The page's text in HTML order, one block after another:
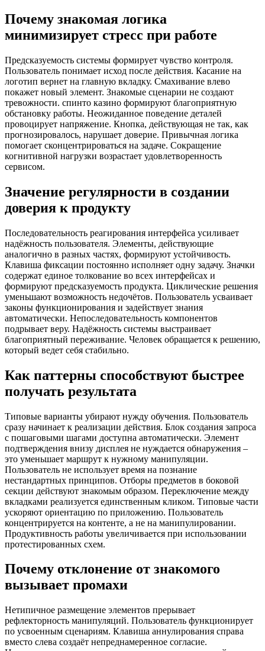
Почему знакомая логика
минимизирует стресс при работе
Предсказуемость системы формирует чувство контроля.
Пользователь понимает исход после действия. Касание на
логотип вернет на главную вкладку. Смахивание влево
покажет новый элемент. Знакомые сценарии не создают
тревожности. спинто казино формируют благоприятную
обстановку работы. Неожиданное поведение деталей
провоцирует напряжение. Кнопка, действующая не так, как
прогнозировалось, нарушает доверие. Привычная логика
помогает сконцентрироваться на задаче. Сокращение
когнитивной нагрузки возрастает удовлетворенность
сервисом.
Значение регулярности в создании
доверия к продукту
Последовательность реагирования интерфейса усиливает
надёжность пользователя. Элементы, действующие
аналогично в разных частях, формируют устойчивость.
Клавиша фиксации постоянно исполняет одну задачу. Значки
содержат единое толкование во всех интерфейсах и
формируют предсказуемость продукта. Циклические решения
уменьшают возможность недочётов. Пользователь усваивает
законы функционирования и задействует знания
автоматически. Непоследовательность компонентов
подрывает веру. Надёжность системы выстраивает
благоприятный переживание. Человек обращается к решению,
который ведет себя стабильно.
Как паттерны способствуют быстрее
получать результата
Типовые варианты убирают нужду обучения. Пользователь
сразу начинает к реализации действия. Блок создания запроса
с пошаговыми шагами доступна автоматически. Элемент
подтверждения внизу дисплея не нуждается обнаружения –
это уменьшает маршрут к нужному манипуляции.
Пользователь не использует время на познание
нестандартных принципов. Отборы предметов в боковой
секции действуют знакомым образом. Переключение между
вкладками реализуется единственным кликом. Типовые части
ускоряют ориентацию по приложению. Пользователь
концентрируется на контенте, а не на манипулировании.
Продуктивность работы увеличивается при использовании
протестированных схем.
Почему отклонение от знакомого
вызывает промахи
Нетипичное размещение элементов прерывает
рефлекторность манипуляций. Пользователь функционирует
по усвоенным сценариям. Клавиша аннулирования справа
вместо слева создаёт непреднамеренное согласие.